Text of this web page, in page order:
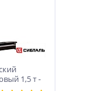
1,5 т -
- Ion,